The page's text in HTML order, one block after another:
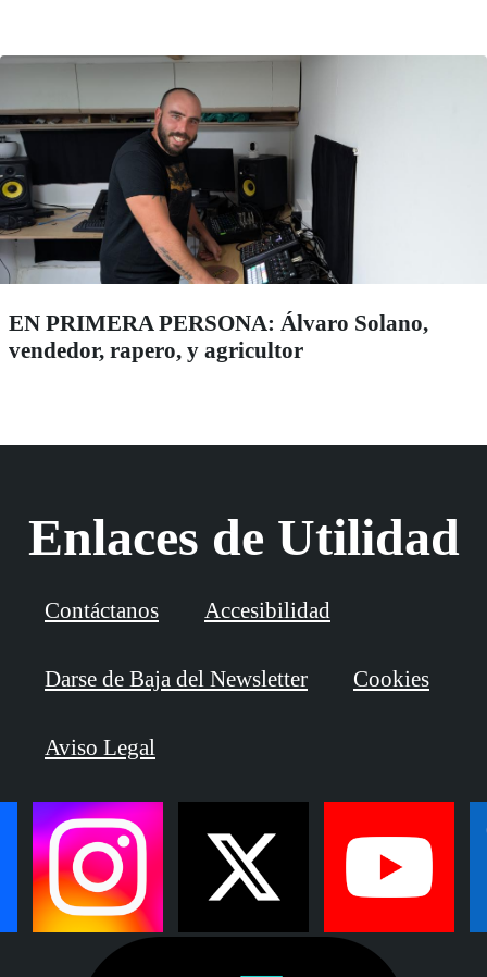
EN PRIMERA PERSONA: Álvaro Solano,
vendedor, rapero, y agricultor
Enlaces de Utilidad
Contáctanos Accesibilidad
Darse de Baja del Newsletter Cookies
Aviso Legal